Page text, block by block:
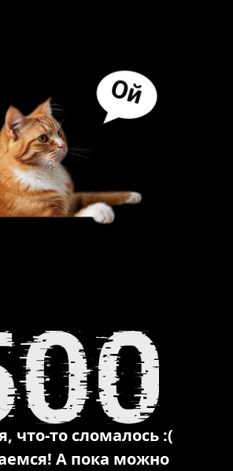
что-то сломалось :(
А пока можно